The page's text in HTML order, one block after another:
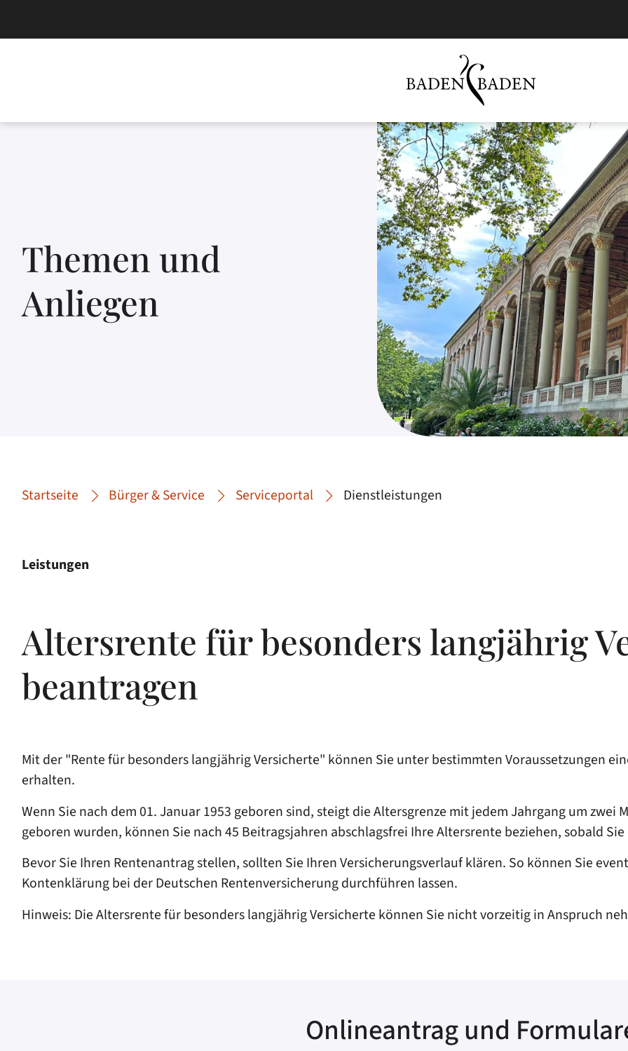
Themen und
Anliegen
Startseite Bürger & Service Serviceportal Dienstleistungen
Leistungen
Altersrente für besonders langjährig
beantragen
Mit der "Rente für besonders langjährig Versicherte" können Sie unter bestimmten Voraussetzungen
erhalten.
Wenn Sie nach dem 01. Januar 1953 geboren sind, steigt die Altersgrenze mit jedem Jahrgang um zwei
geboren wurden, können Sie nach 45 Beitragsjahren abschlagsfrei Ihre Altersrente beziehen, sobald
Bevor Sie Ihren Rentenantrag stellen, sollten Sie Ihren Versicherungsverlauf klären. So können Sie
Kontenklärung bei der Deutschen Rentenversicherung durchführen lassen.
Hinweis: Die Altersrente für besonders langjährig Versicherte können Sie nicht vorzeitig in Anspruch
Onlineantrag und